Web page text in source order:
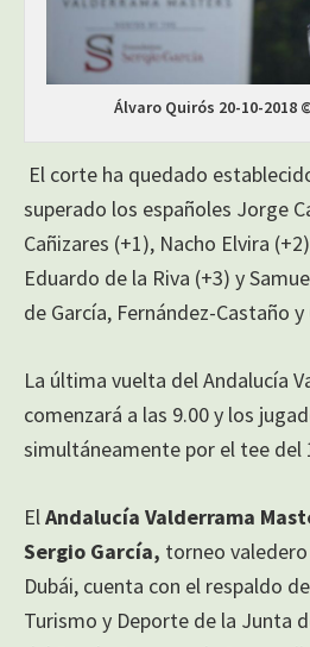
Álvaro Quirós 20-10-2018
El corte ha quedado
superado los españoles Jorge
Cañizares (+1), Nacho Elvira
Eduardo de la Riva (+3) y
de García, Fernández-Castaño y
La última vuelta del Andalucía
comenzará a las 9.00 y los
simultáneamente por el tee del
ElAndalucía Valderrama
Sergio García, torneo
Dubái, cuenta con el respaldo
Turismo y Deporte de la Junta